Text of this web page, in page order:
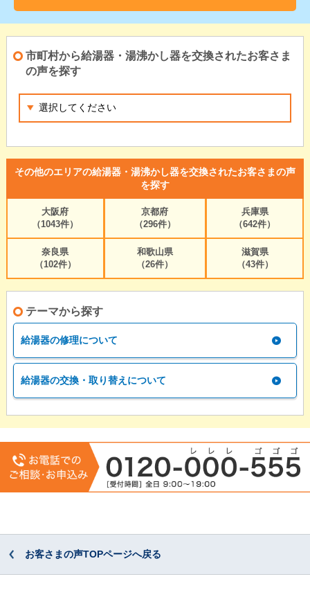
市町村から給湯器・湯沸かし器を交換されたお客さま
の声を探す
その他のエリアの給湯器・湯沸かし器を交換されたお客さまの声
を探す
大阪府
（1043件）
京都府
（296件）
兵庫県
（642件）
奈良県
（102件）
和歌山県
（26件）
滋賀県
（43件）
テーマから探す
給湯器の修理について
給湯器の交換・取り替えについて
お客さまの声TOPページへ戻る